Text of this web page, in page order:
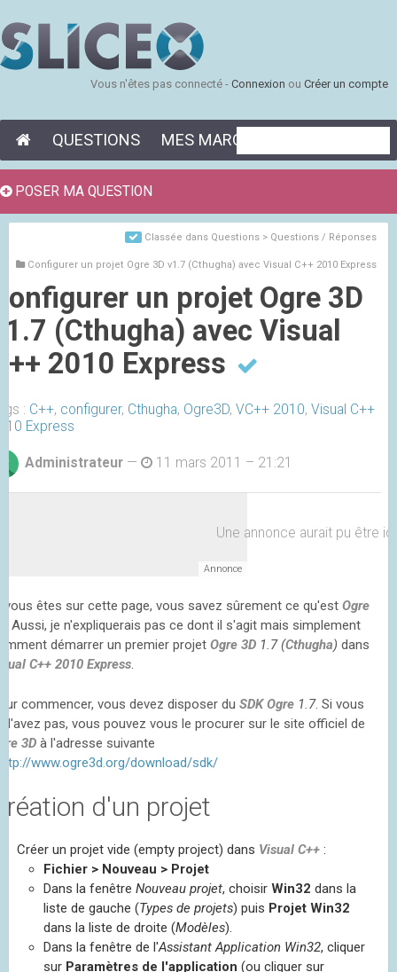
Vous n'êtes pas connecté - Connexion ou Créer un compte
QUESTIONS MES MARQUE-PAGES
Classée dans Questions > Questions / Réponses
Configurer un projet Ogre 3D v1.7 (Cthugha) avec Visual C++ 2010 Express
un projet Ogre 3D
(Cthugha) avec Visual
2010 Express
: C++, configurer, Cthugha, Ogre3D,VC++ 2010,Visual C++
Express
Administrateur — 11 mars 2011 – 21:21
Une annonce aurait pu être
vous êtes sur cette page, vous savez sûrement ce qu'estOgre
. Aussi, je n'expliquerais pas ce dont il s'agit mais simplement
démarrer un premier projetOgre 3D 1.7 (Cthugha)dans
C++ 2010 Express.
commencer, vous devez disposer duSDK Ogre 1.7. Si vous
l'avez pas, vous pouvez vous le procurer sur le site officiel de
3D à l'adresse suivante
www.ogre3d.org/download/sdk/
d'un projet
Créer un projet vide (empty project) dans Visual C++ :
Fichier > Nouveau > Projet
Dans la fenêtreNouveau projet, choisirWin32 dans la
liste de gauche (Types de projets) puis Projet Win32
dans la liste de droite (Modèles).
Dans la fenêtre de l'Assistant Application Win32, cliquer
sur Paramètres de l'application (ou cliquer sur
POSER MA QUESTION